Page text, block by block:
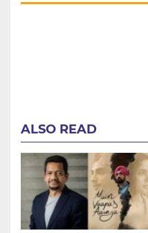
ALSO READ